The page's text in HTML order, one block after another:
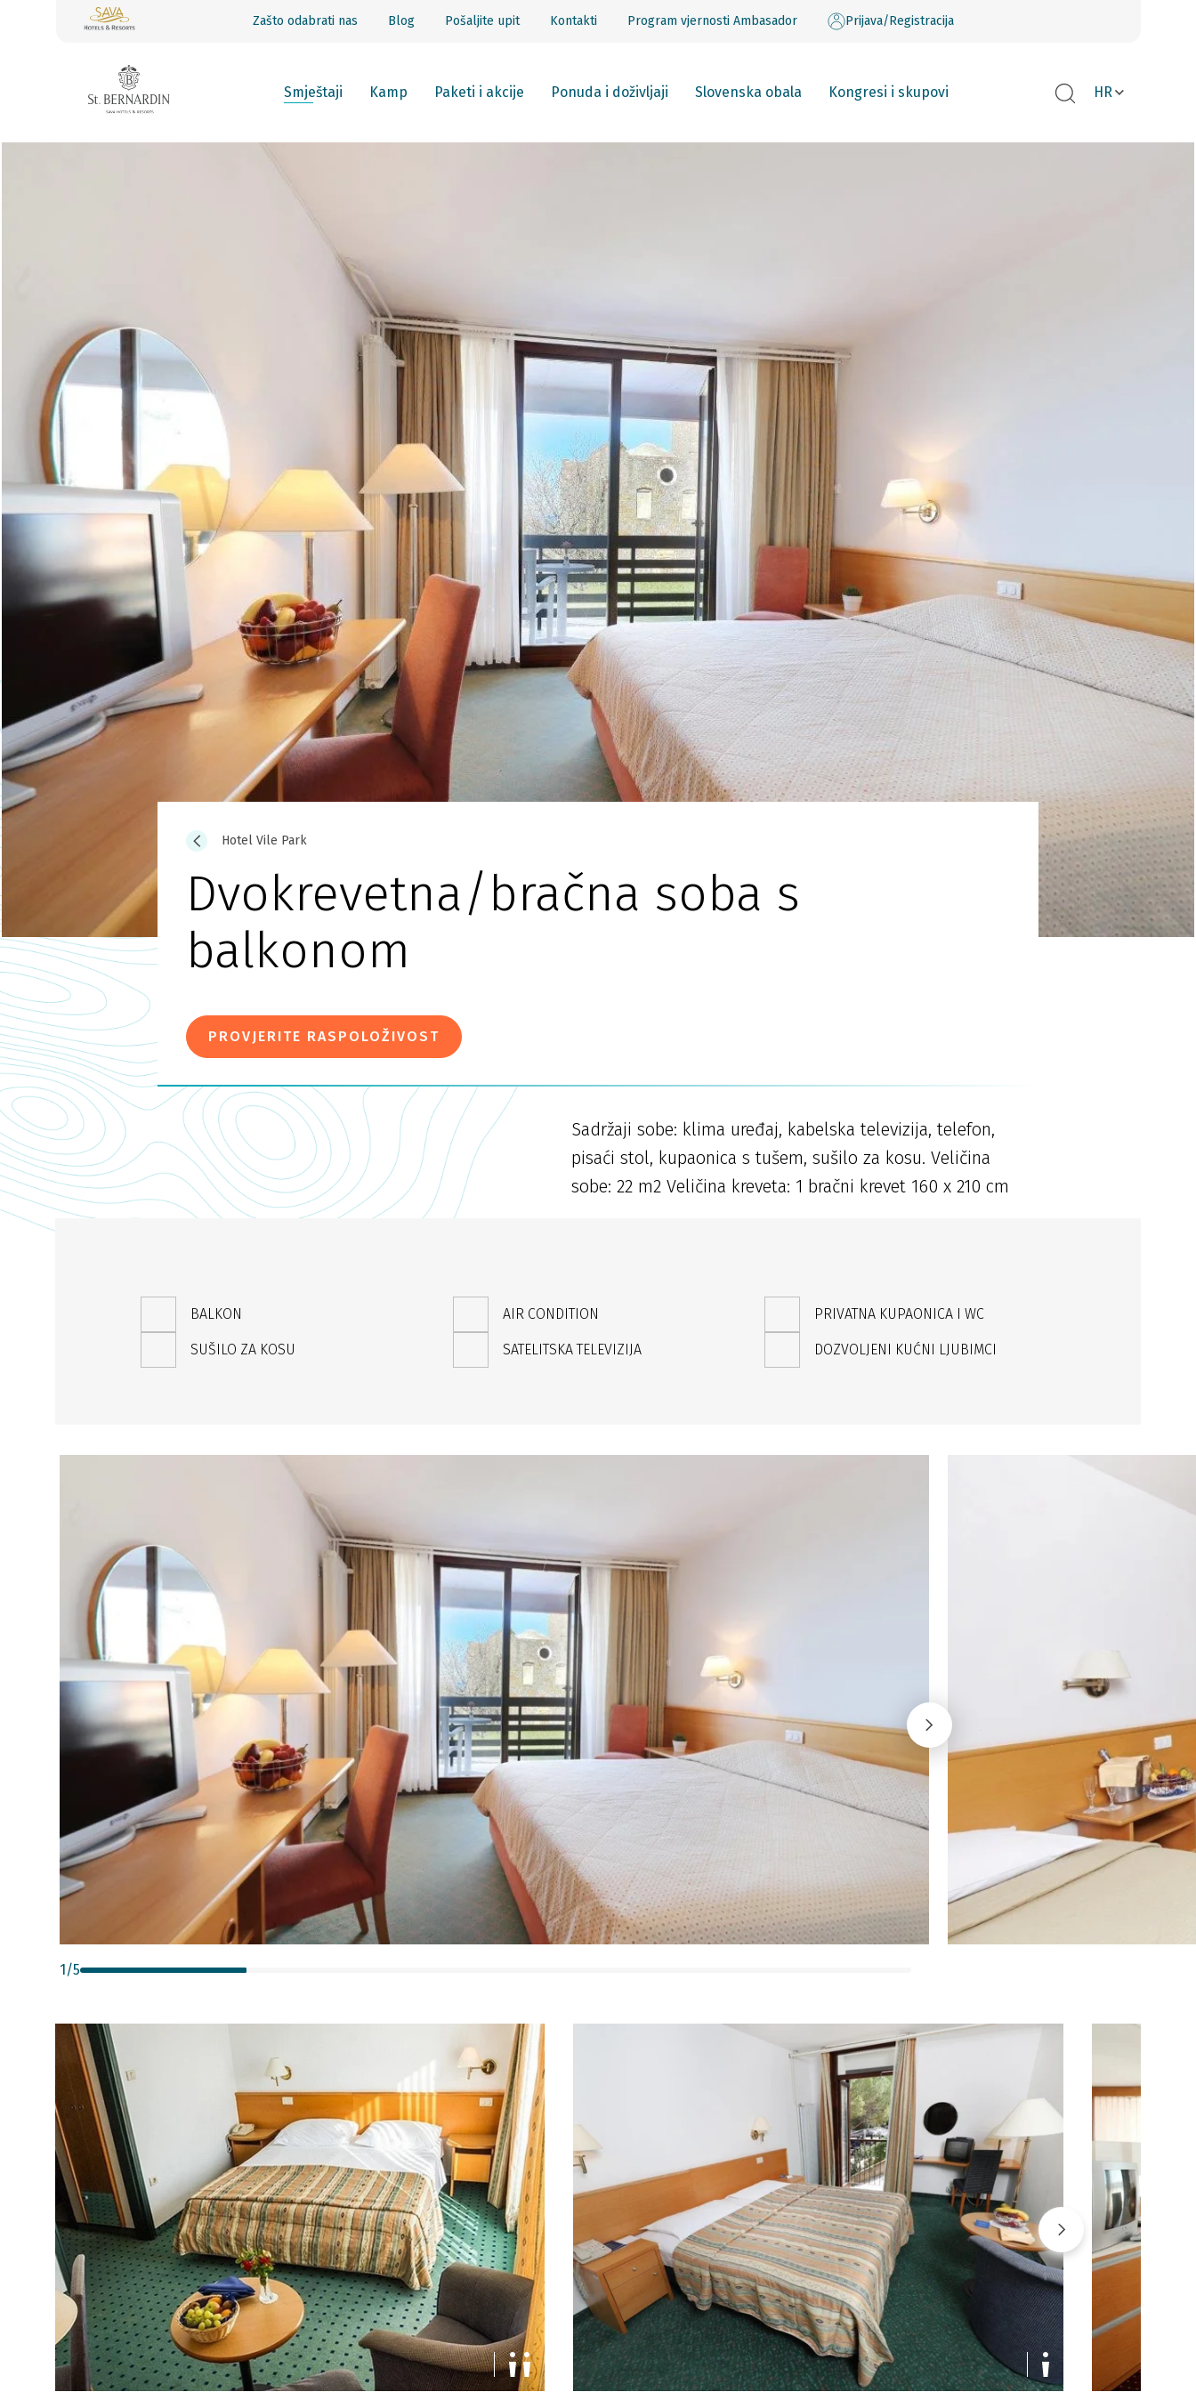
Zašto odabrati nas Blog Pošaljite upit Kontakti Program vjernosti Ambasador Prijava/Registracija
Smještaji Kamp Paketi i akcije Ponuda i doživljaji Slovenska obala Kongresi i skupovi HR
Hotel Vile Park
Dvokrevetna/bračna soba s
balkonom
PROVJERITE RASPOLOŽIVOST
Sadržaji sobe: klima uređaj, kabelska televizija, telefon,
pisaći stol, kupaonica s tušem, sušilo za kosu. Veličina
sobe: 22 m2 Veličina kreveta: 1 bračni krevet 160 x 210 cm
BALKON AIR CONDITION PRIVATNA KUPAONICA I WC
SUŠILO ZA KOSU SATELITSKA TELEVIZIJA DOZVOLJENI KUĆNI LJUBIMCI
1/5